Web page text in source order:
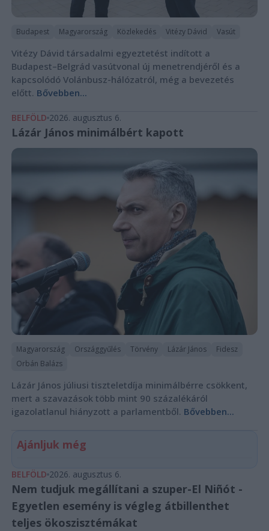
Budapest Magyarország Közlekedés Vitézy Dávid Vasút
Vitézy Dávid társadalmi egyeztetést indított a
Budapest–Belgrád vasútvonal új menetrendjéről és a
kapcsolódó Volánbusz-hálózatról, még a bevezetés
előtt. Bővebben...
BELFÖLD 2026. augusztus 6.
Lázár János minimálbért kapott
Magyarország Országgyűlés Törvény Lázár János
Fidesz
Orbán Balázs
Lázár János júliusi tiszteletdíja minimálbérre csökkent,
mert a szavazások több mint 90 százalékáról
igazolatlanul hiányzott a parlamentből. Bővebben...
Ajánljuk még
BELFÖLD 2026. augusztus 6.
Nem tudjuk megállítani a szuper-El Niñót -
Egyetlen esemény is végleg átbillenthet
teljes ökoszisztémákat